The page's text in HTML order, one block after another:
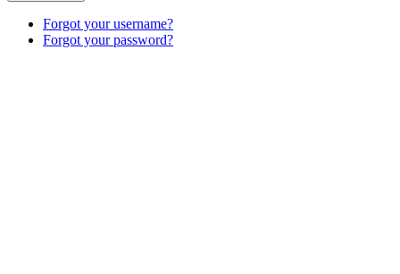
Forgot your username?
Forgot your password?